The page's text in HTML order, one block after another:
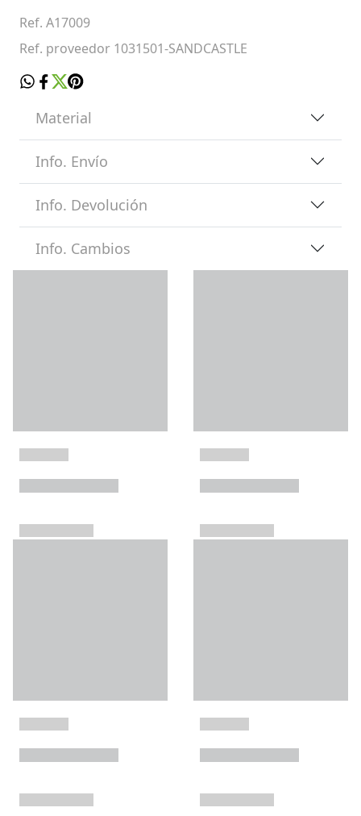
Ref. A17009
Ref. proveedor 1031501-SANDCASTLE
Material
Info. Envío
Info. Devolución
Info. Cambios